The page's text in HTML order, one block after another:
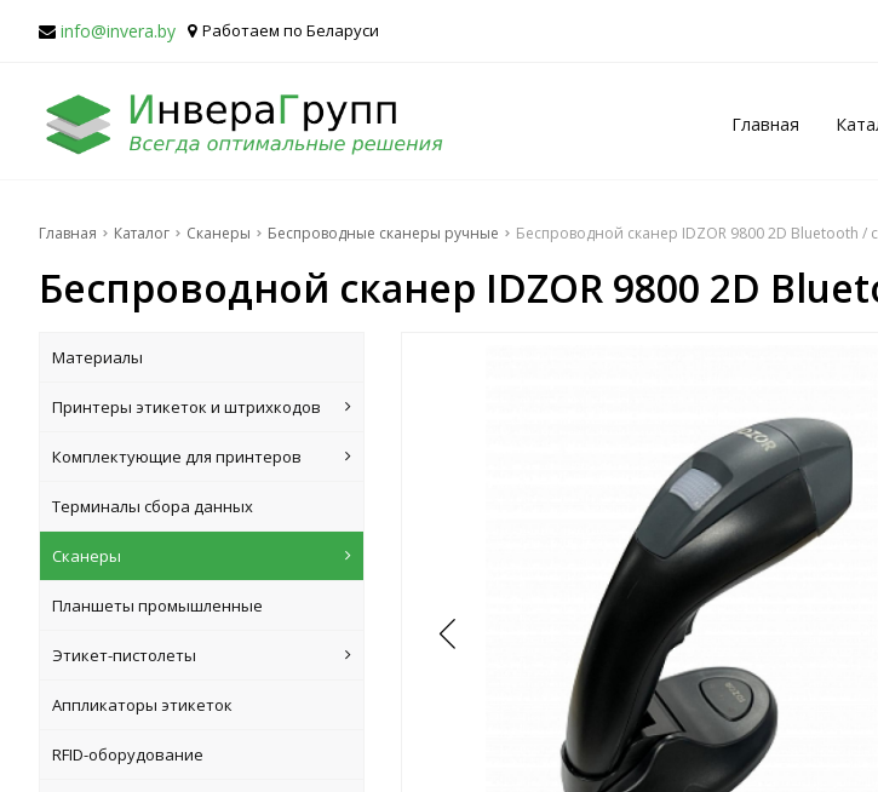
info@invera.by Работаем по Беларуси
Главная
Главная Каталог Сканеры Беспроводные сканеры ручные Беспроводной сканер IDZOR 9800 2D Bluetooth /
Беспроводной сканер IDZOR 9800 2D
Материалы
Принтеры этикеток и штрихкодов
Комплектующие для принтеров
Терминалы сбора данных
Сканеры
Планшеты промышленные
Этикет-пистолеты
Аппликаторы этикеток
RFID-оборудование